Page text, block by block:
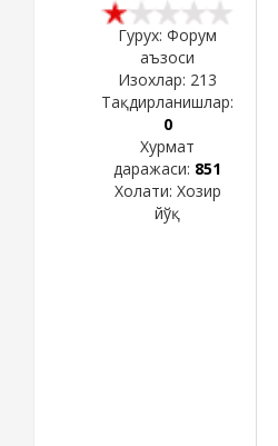
Гурух: Форум
аъзоси
Изохлар: 213
Тақдирланишлар:
0
Хурмат
даражаси: 851
Холати: Хозир
йўқ